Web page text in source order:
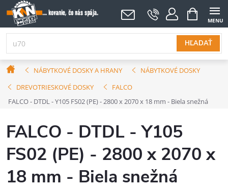
Prejsť
na
obsah
HĽADAŤ
NÁKUPNÝ
KOŠÍK
DomovNÁBYTKOVÉ DOSKY A HRANY
NÁBYTKOVÉ DOSKY
DREVOTRIESKOVÉ DOSKY
FALCO
FALCO - DTDL - Y105 FS02 (PE) - 2800 x 2070 x 18 mm - Biela snežná
FALCO - DTDL - Y105
FS02 (PE) - 2800 x 2070 x
18 mm - Biela snežná